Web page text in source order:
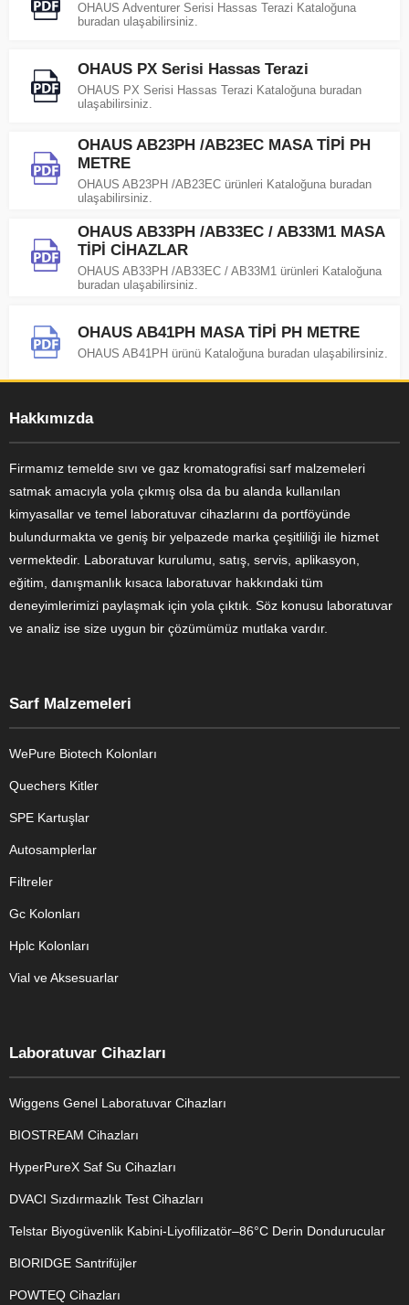
OHAUS Adventurer Serisi Hassas Terazi Kataloğuna
buradan ulaşabilirsiniz.
OHAUS PX Serisi Hassas Terazi
OHAUS PX Serisi Hassas Terazi Kataloğuna buradan
ulaşabilirsiniz.
OHAUS AB23PH /AB23EC MASA TİPİ PH
METRE
OHAUS AB23PH /AB23EC ürünleri Kataloğuna buradan
ulaşabilirsiniz.
OHAUS AB33PH /AB33EC / AB33M1 MASA
TİPİ CİHAZLAR
OHAUS AB33PH /AB33EC / AB33M1 ürünleri Kataloğuna
buradan ulaşabilirsiniz.
OHAUS AB41PH MASA TİPİ PH METRE
OHAUS AB41PH ürünü Kataloğuna buradan ulaşabilirsiniz.
Hakkımızda
Firmamız temelde sıvı ve gaz kromatografisi sarf malzemeleri
satmak amacıyla yola çıkmış olsa da bu alanda kullanılan
kimyasallar ve temel laboratuvar cihazlarını da portföyünde
bulundurmakta ve geniş bir yelpazede marka çeşitliliği ile hizmet
vermektedir. Laboratuvar kurulumu, satış, servis, aplikasyon,
eğitim, danışmanlık kısaca laboratuvar hakkındaki tüm
deneyimlerimizi paylaşmak için yola çıktık. Söz konusu laboratuvar
ve analiz ise size uygun bir çözümümüz mutlaka vardır.
Sarf Malzemeleri
WePure Biotech Kolonları
Quechers Kitler
SPE Kartuşlar
Autosamplerlar
Filtreler
Gc Kolonları
Hplc Kolonları
Vial ve Aksesuarlar
Laboratuvar Cihazları
Wiggens Genel Laboratuvar Cihazları
BIOSTREAM Cihazları
HyperPureX Saf Su Cihazları
DVACI Sızdırmazlık Test Cihazları
Telstar Biyogüvenlik Kabini-Liyofilizatör–86°C Derin Dondurucular
BIORIDGE Santrifüjler
POWTEQ Cihazları